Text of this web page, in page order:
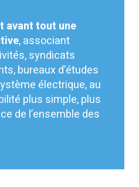
avant tout une
, associant
syndicats
bureaux d’études
électrique, au
plus simple, plus
de l’ensemble des